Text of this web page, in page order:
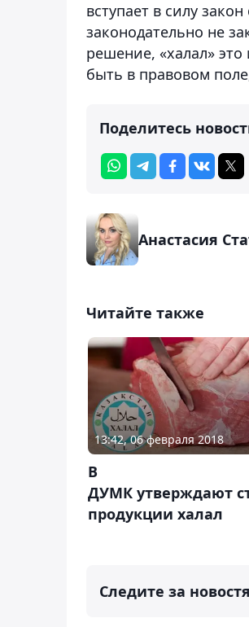
вступает в силу
законодательно не
решение, «халал»
быть в правовом
Поделитесь
Анастасия
Читайте также
13:42, 06 февраля 2018
В
ДУМК утверждают
продукции халал
Следите за